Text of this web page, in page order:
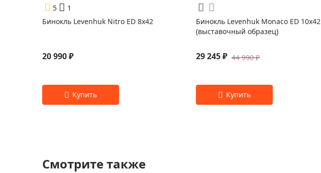
5
1
Бинокль Levenhuk Nitro ED 8x42
20 990 ₽
Бинокль Levenhuk Monaco ED 10x42
(выставочный образец)
29 245 ₽ 44 990 ₽
Смотрите также